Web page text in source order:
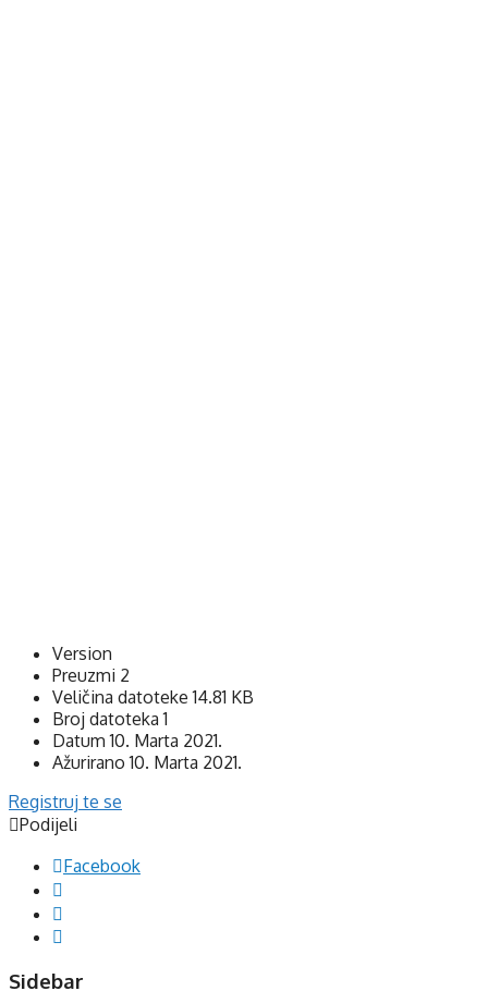
Version
Preuzmi 2
Veličina datoteke14.81 KB
Broj datoteka1
Datum10. Marta 2021.
Ažurirano10. Marta 2021.
Registruj te se
Podijeli
Facebook
Sidebar